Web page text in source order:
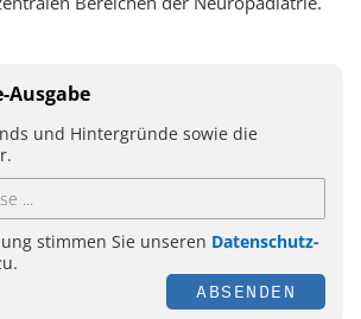
Ausgabe
und Hintergründe sowie die
stimmen Sie unseren Datenschutz-
ABSENDEN